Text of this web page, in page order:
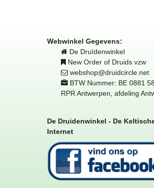
Webwinkel Gegevens:
De Druïdenwinkel
New Order of Druids vzw
webshop@druidcircle.net
BTW Nummer: BE 0881
RPR Antwerpen, afdeling
De Druidenwinkel - De
Internet